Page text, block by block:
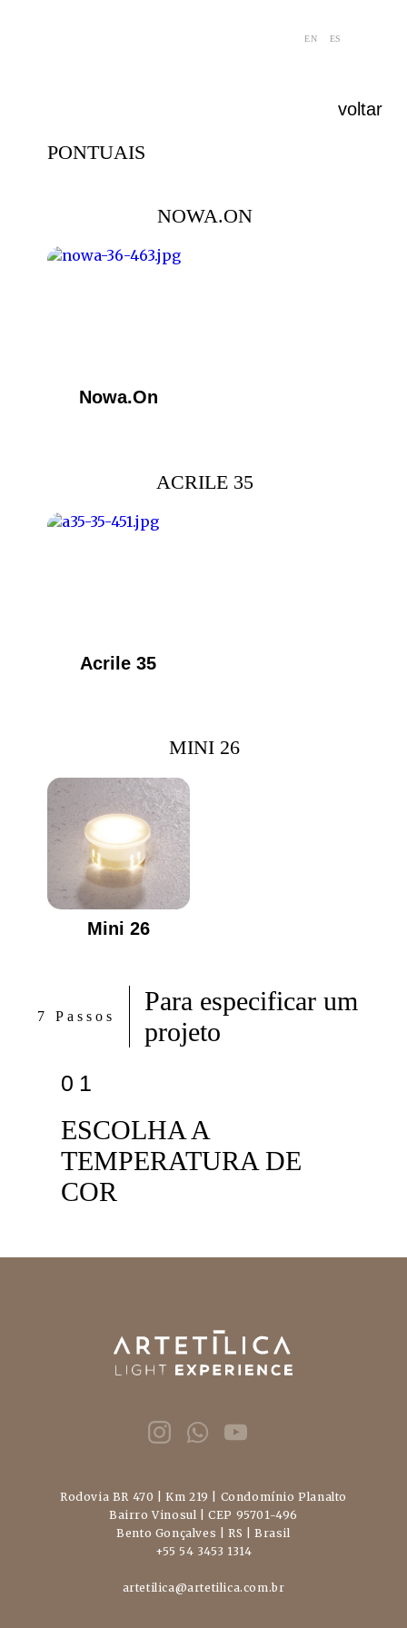
EN ES
voltar
PONTUAIS
NOWA.ON
Nowa.On
ACRILE 35
Acrile 35
MINI 26
Mini 26
7 Passos
Para especificar um
projeto
01
ESCOLHA A
TEMPERATURA DE
COR
Rodovia BR 470 | Km 219 | Condomínio Planalto
Bairro Vinosul | CEP 95701-496
Bento Gonçalves | RS | Brasil
+55 54 3453 1314
artetilica@artetilica.com.br